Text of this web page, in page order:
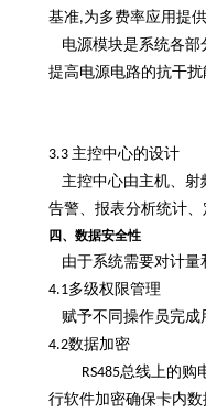
基准,为多费率应用提
电源模块是系统各部
提高电源电路的抗干扰
3.3 主控中心的设计
主控中心由主机、射
告警、报表分析统计
四、数据安全性
由于系统需要对计量
4.1多级权限管理
赋予不同操作员完成
4.2数据加密
RS485总线上的购
行软件加密确保卡内